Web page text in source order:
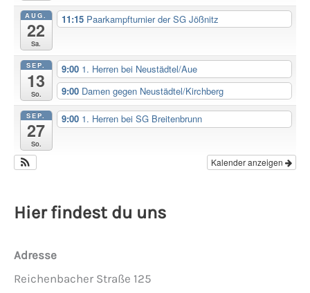
AUG.
22
Sa.
11:15 Paarkampfturnier der SG Jößnitz
SEP.
13
So.
9:00 1. Herren bei Neustädtel/Aue
9:00 Damen gegen Neustädtel/Kirchberg
SEP.
27
So.
9:00 1. Herren bei SG Breitenbrunn
Kalender anzeigen
Hier findest du uns
Adresse
Reichenbacher Straße 125